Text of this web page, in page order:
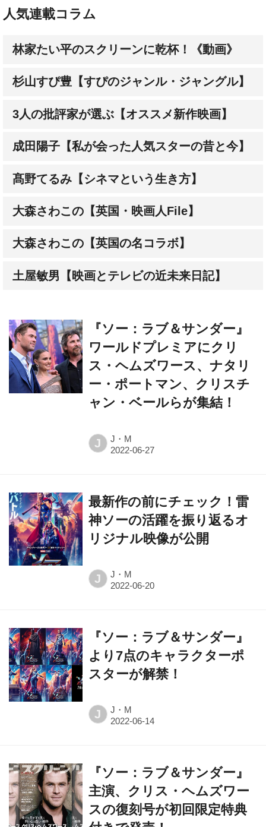
人気連載コラム
林家たい平のスクリーンに乾杯！《動画》
杉山すぴ豊【すぴのジャンル・ジャングル】
3人の批評家が選ぶ【オススメ新作映画】
成田陽子【私が会った人気スターの昔と今】
髙野てるみ【シネマという生き方】
大森さわこの【英国・映画人File】
大森さわこの【英国の名コラボ】
土屋敏男【映画とテレビの近未来日記】
『ソー：ラブ＆サンダー』
ワールドプレミアにクリ
ス・ヘムズワース、ナタリ
ー・ポートマン、クリスチ
ャン・ベールらが集結！
J J・M
最新作の前にチェック！雷
神ソーの活躍を振り返るオ
リジナル映像が公開
J J・M
『ソー：ラブ＆サンダー』
より7点のキャラクターポ
スターが解禁！
J J・M
『ソー：ラブ＆サンダー』
主演、クリス・ヘムズワー
スの復刻号が初回限定特典